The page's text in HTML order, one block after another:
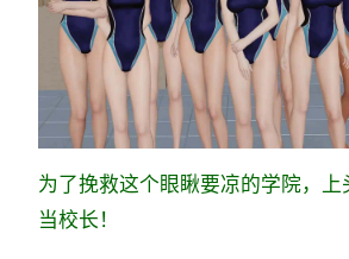
为了挽救这个眼瞅要凉的学院，上
当校长！